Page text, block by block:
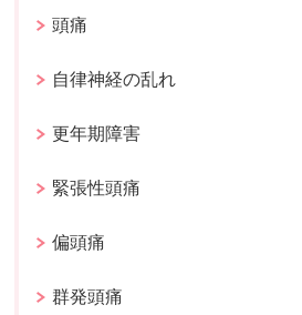
頭痛
自律神経の乱れ
更年期障害
緊張性頭痛
偏頭痛
群発頭痛